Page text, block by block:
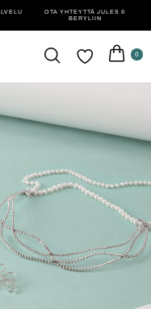
OTA YHTEYTTÄ JULES &
BERYLIIN
0